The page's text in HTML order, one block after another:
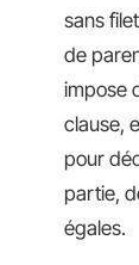
sans
de
impose
clause,
pour
partie,
égales.